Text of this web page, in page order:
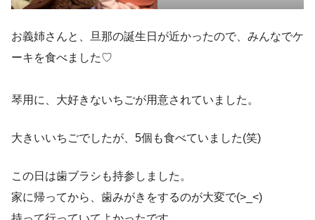
お義姉さんと、旦那の誕生日が近かったので、みんなでケ
ーキを食べました♡
琴用に、大好きないちごが用意されていました。
大きいいちごでしたが、5個も食べていました(笑)
この日は歯ブラシも持参しました。
家に帰ってから、歯みがきをするのが大変で(>_<)